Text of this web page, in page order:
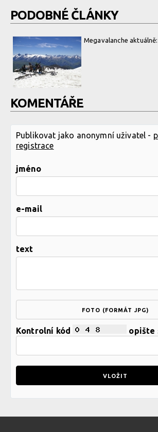
PODOBNÉ ČLÁNKY
Megavalanche
KOMENTÁŘE
Publikovat jako anonymní uživatel -
registrace
jméno
e-mail
text
FOTO (FORMÁT JPG)
Kontrolní kód opište